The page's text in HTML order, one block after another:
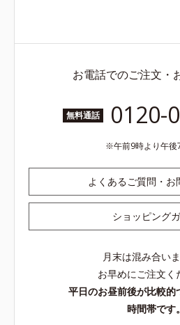
お電話でのご注文・
無料通話 0120-
午前9時より午後
よくあるご質問・お
ショッピング
月末は混み合い
お早めにご注文く
平日のお昼前後が比較的
時間帯です。